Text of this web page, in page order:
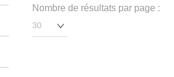
Nombre de résultats par page :